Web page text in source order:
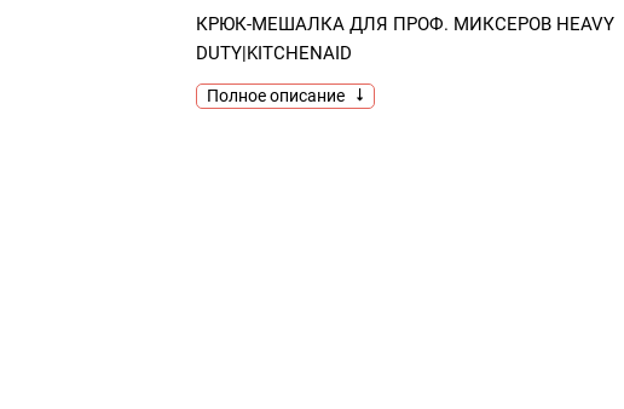
КРЮК-МЕШАЛКА ДЛЯ ПРОФ. МИКСЕРОВ HEAVY
DUTY|KITCHENAID
Полное описание